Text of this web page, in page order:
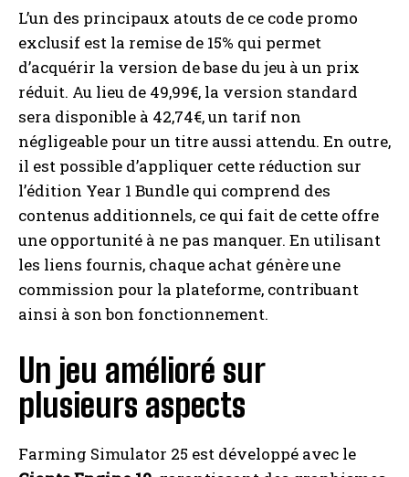
I WANT IN
I've read and accept thePrivacy Policy.
A LIRE :
Promotion exclusive sur AliExpress :
découvrez cette tablette Xiaomi à un prix inégalé!
L’un des principaux atouts de ce code promo
exclusif est la remise de 15% qui permet
d’acquérir la version de base du jeu à un prix
réduit. Au lieu de 49,99€, la version standard
sera disponible à 42,74€, un tarif non
négligeable pour un titre aussi attendu. En outre,
il est possible d’appliquer cette réduction sur
l’édition Year 1 Bundle qui comprend des
contenus additionnels, ce qui fait de cette offre
une opportunité à ne pas manquer. En utilisant
les liens fournis, chaque achat génère une
commission pour la plateforme, contribuant
ainsi à son bon fonctionnement.
Un jeu amélioré sur
plusieurs aspects
Farming Simulator 25 est développé avec le